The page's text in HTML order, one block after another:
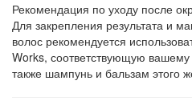
Рекомендация по уходу после
Для закрепления результата и
волос рекомендуется
Works, соответствующую
также шампунь и бальзам этого